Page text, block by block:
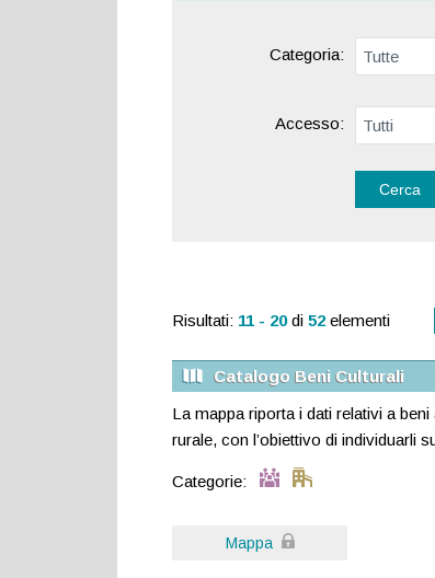
Categoria:
Accesso:
Risultati: 11 - 20di 52 elementi
Catalogo Beni Culturali
La mappa riporta i dati relativi a
rurale, con l’obiettivo di individuarli
Categorie:
Mappa